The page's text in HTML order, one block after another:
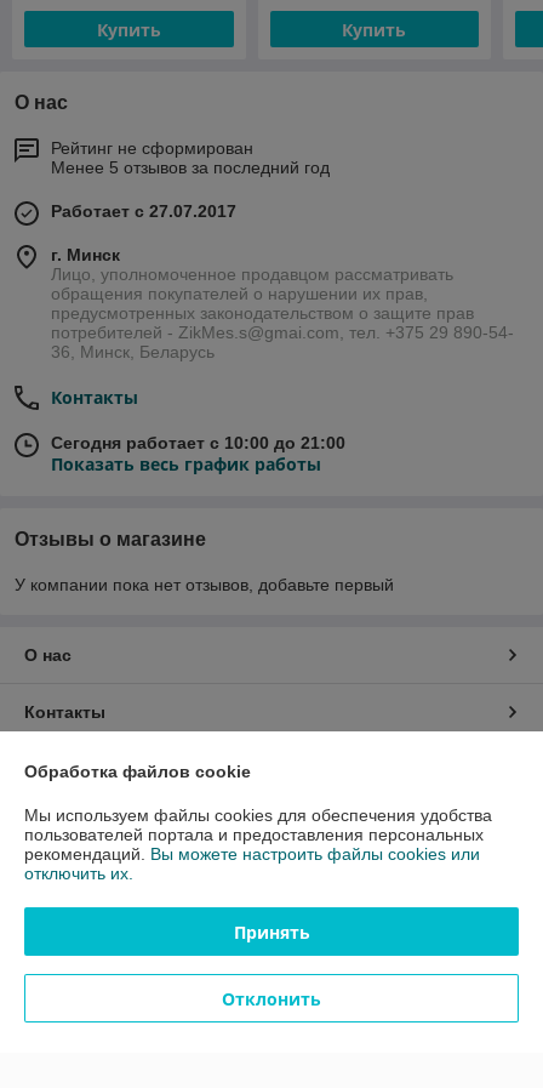
Купить Купить
О нас
Рейтинг не сформирован
Менее 5 отзывов за последний год
Работает с 27.07.2017
г. Минск
Лицо, уполномоченное продавцом рассматривать
обращения покупателей о нарушении их прав,
предусмотренных законодательством о защите прав
потребителей - ZikMes.s@gmai.com, тел. +375 29 890-54-
36, Минск, Беларусь
Контакты
Сегодня работает с 10:00 до 21:00
Показать весь график работы
Отзывы о магазине
У компании пока нет отзывов, добавьте первый
О нас
Контакты
Доставка и оплата
График работы
Полная версия сайта
Политика обработки cookies
Сайт создан на платформе Deal.by
Обработка файлов cookie
Мы используем файлы cookies для обеспечения удобства
пользователей портала и предоставления персональных
рекомендаций. Вы можете настроить файлы cookies или
отключить их.
Принять
Отклонить